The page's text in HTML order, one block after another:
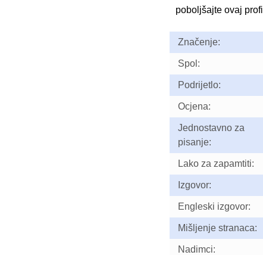
poboljšajte ovaj profil
Značenje:
Spol:
Podrijetlo:
Ocjena:
Jednostavno za
pisanje:
Lako za zapamtiti:
Izgovor:
Engleski izgovor:
Mišljenje stranaca:
Nadimci: